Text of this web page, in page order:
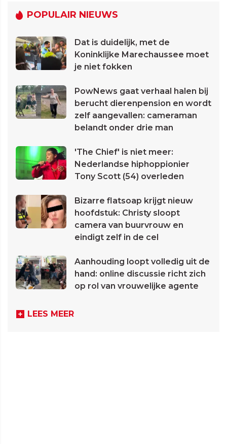
POPULAIR NIEUWS
Dat is duidelijk, met de
Koninklijke Marechaussee moet
je niet fokken
PowNews gaat verhaal halen bij
berucht dierenpension en wordt
zelf aangevallen: cameraman
belandt onder drie man
'The Chief' is niet meer:
Nederlandse hiphoppionier
Tony Scott (54) overleden
Bizarre flatsoap krijgt nieuw
hoofdstuk: Christy sloopt
camera van buurvrouw en
eindigt zelf in de cel
Aanhouding loopt volledig uit de
hand: online discussie richt zich
op rol van vrouwelijke agente
LEES MEER